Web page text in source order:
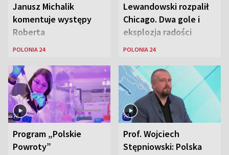
Janusz Michalik
komentuje występy
Roberta
Lewandowskiego w
Zjednoczonych
POLONIA 24
Lewandowski rozpalił
Chicago. Dwa gole i
eksplozja radości
wśród Polonii
POLONIA 24
Program „Polskie
Powroty”
Prof. Wojciech
Stępniowski: Polska